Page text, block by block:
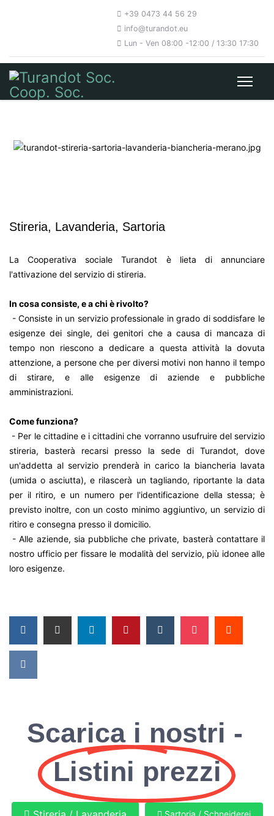
+39 0473 44 56 29
info@turandot.eu
Lun - Ven 08:00 -12:00 / 13:30 17:30
Stireria, Lavanderia, Sartoria
La Cooperativa sociale Turandot è lieta di annunciare
l'attivazione del servizio di stireria.
In cosa consiste, e a chi è rivolto?
- Consiste in un servizio professionale in grado di soddisfare le
esigenze dei single, dei genitori che a causa di mancaza di
tempo non riescono a dedicare a questa attività la dovuta
attenzione, a persone che per diversi motivi non hanno il tempo
di stirare, e alle esigenze di aziende e pubbliche
amministrazioni.
Come funziona?
- Per le cittadine e i cittadini che vorranno usufruire del servizio
stireria, basterà recarsi presso la sede di Turandot, dove
un'addetta al servizio prenderà in carico la biancheria lavata
(umida o asciutta), e rilascerà un tagliando, riportante la data
per il ritiro, e un numero per l'identificazione della stessa; è
previsto inoltre, con un costo minimo aggiuntivo, un servizio di
ritiro e consegna presso il domicilio.
- Alle aziende, sia pubbliche che private, basterà contattare il
nostro ufficio per fissare le modalità del servizio, più idonee alle
loro esigenze.
Scarica i nostri -
Listini prezzi